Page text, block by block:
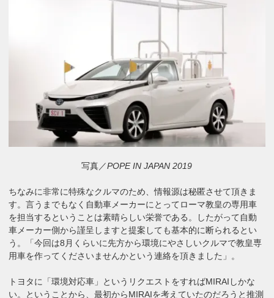
写真／POPE IN JAPAN 2019
ちなみに非常に特殊なクルマのため、情報源は秘匿させて頂きま
す。言うまでもなく自動車メーカーにとってローマ教皇の専用車
を担当するということは素晴らしい栄誉である。したがって自動
車メーカー側から謹呈しますと提案しても基本的に断られるとい
う。「今回は8月くらいに先方から環境にやさしいクルマで教皇専
用車を作ってくださいませんかという連絡を頂きました」。
トヨタに「環境対応車」というリクエストをすればMIRAIしかな
い。ということから、最初からMIRAIを考えていたのだろうと推測